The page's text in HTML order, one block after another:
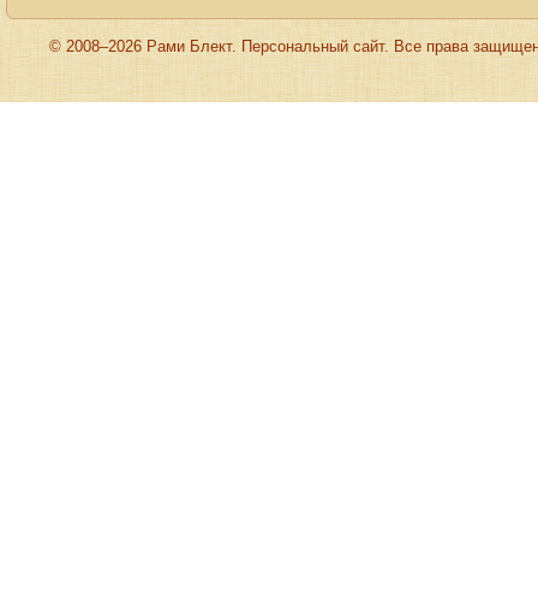
© 2008–2026 Рами Блект. Персональный сайт. Все права